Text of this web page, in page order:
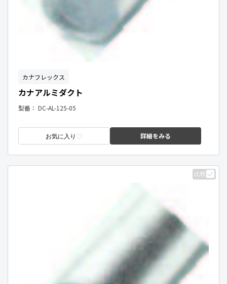
カナフレックス
カナアルミダクト
型番： DC-AL-125-05
お気に入り 詳細をみる
比較